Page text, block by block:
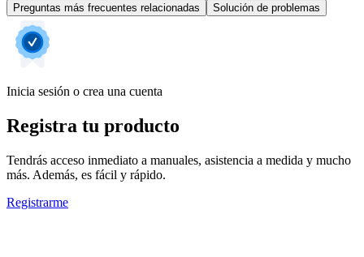
Preguntas más frecuentes relacionadas
Solución de problemas
Inicia sesión o crea una cuenta
Registra tu producto
Tendrás acceso inmediato a manuales, asistencia a medida y mucho
más. Además, es fácil y rápido.
Registrarme